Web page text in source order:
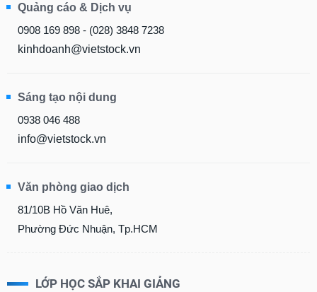
Quảng cáo & Dịch vụ
0908 169 898 - (028) 3848 7238
kinhdoanh@vietstock.vn
Sáng tạo nội dung
0938 046 488
info@vietstock.vn
Văn phòng giao dịch
81/10B Hồ Văn Huê,
Phường Đức Nhuận, Tp.HCM
LỚP HỌC SẮP KHAI GIẢNG